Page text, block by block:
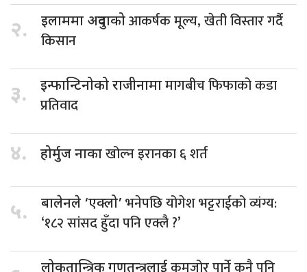
२. इलाममा अदुवाकोआकर्षक मूल्य, खेती विस्तार गर्दै
किसान
३. इन्फान्टिनोको राजीनामामागबीच फिफाको कडा
प्रतिवाद
४. होर्मुज नाकाखोल्न इरानका ६ शर्त
५. बालेनले ‘एक्लो’ भनेपछि योगेश भट्टराईको व्यंग्य:
‘१८२ सांसद हुँदा पनि एक्लै ?’